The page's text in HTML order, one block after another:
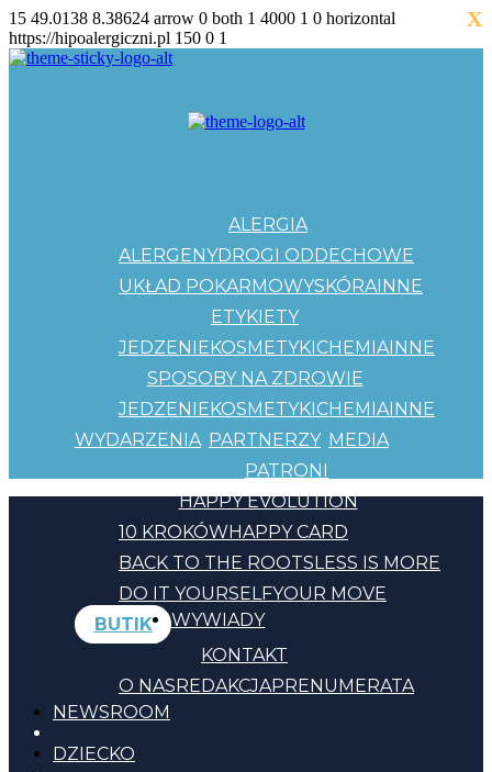
15 49.0138 8.38624 arrow 0 both 1 4000 1 0 horizontal
https://hipoalergiczni.pl 150 0 1
ALERGIA
ALERGENYDROGI ODDECHOWE
UKŁAD POKARMOWYSKÓRAINNE
ETYKIETY
JEDZENIEKOSMETYKICHEMIAINNE
SPOSOBY NA ZDROWIE
JEDZENIEKOSMETYKICHEMIAINNE
WYDARZENIA PARTNERZY
PATRONI
MEDIA
HAPPY EVOLUTION
10 KROKÓWHAPPY CARD
BACK TO THE ROOTSLESS IS MORE
DO IT YOURSELFYOUR MOVE
BUTIK
KONTAKT
O NASREDAKCJAPRENUMERATA
WYWIADY
NEWSROOM
DZIECKO
X